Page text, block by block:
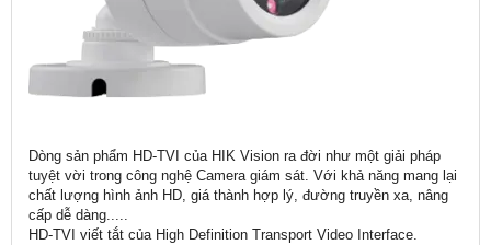
Dòng sản phẩm HD-TVI của HIK Vision ra đời như một giải pháp
tuyệt vời trong công nghệ Camera giám sát. Với khả năng mang lại
chất lượng hình ảnh HD, giá thành hợp lý, đường truyền xa, nâng
cấp dễ dàng.....
HD-TVI viết tắt của High Definition Transport Video Interface.